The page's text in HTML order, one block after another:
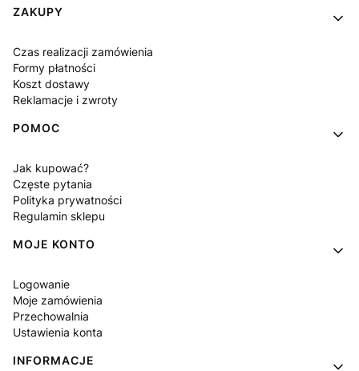
Linki w stopce
ZAKUPY
Czas realizacji zamówienia
Formy płatności
Koszt dostawy
Reklamacje i zwroty
POMOC
Jak kupować?
Częste pytania
Polityka prywatności
Regulamin sklepu
MOJE KONTO
Logowanie
Moje zamówienia
Przechowalnia
Ustawienia konta
INFORMACJE